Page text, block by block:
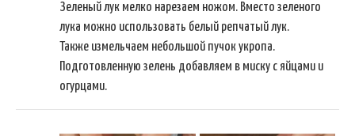
Зеленый лук мелко нарезаем ножом. Вместо зеленого
лука можно использовать белый репчатый лук.
Также измельчаем небольшой пучок укропа.
Подготовленную зелень добавляем в миску с яйцами и
огурцами.